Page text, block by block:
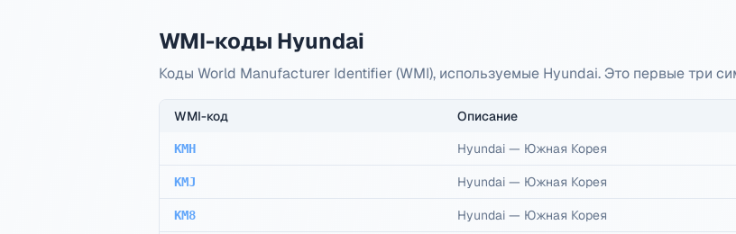
WMI-коды Hyundai
Коды World Manufacturer Identifier (WMI), используемые Hyundai. Это первые три
WMI-код Описание
KMH Hyundai — Южная Корея
KMJ Hyundai — Южная Корея
KM8 Hyundai — Южная Корея